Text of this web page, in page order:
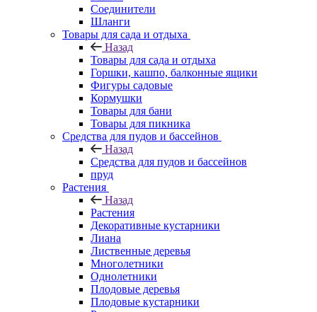
Соединители
Шланги
Товары для сада и отдыха
Назад
Товары для сада и отдыха
Горшки, кашпо, балконные ящики
Фигуры садовые
Кормушки
Товары для бани
Товары для пикника
Средства для пудов и бассейнов
Назад
Средства для пудов и бассейнов
пруд
Растения
Назад
Растения
Декоративные кустарники
Лиана
Лиственные деревья
Многолетники
Однолетники
Плодовые деревья
Плодовые кустарники